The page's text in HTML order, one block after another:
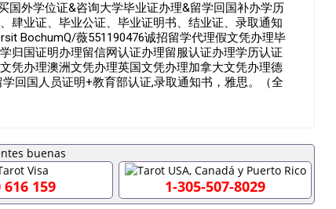
国外学位证&咨询大学毕业证办理&留学回国补办学历
肆业证、毕业公证、毕业证明书、结业证、录取通知
BochumQ/薇551190476诚招留学代理假文凭办理毕
归国证明办理留信网认证办理留服认证办理学历认证
凭办理澳洲文凭办理英国文凭办理加拿大文凭办理德
回国人员证明+教育部认证,录取通知书，雅思。（全
都可以用到）。 注：上述材料，随时都可以安排办
要定居国外需要办理什么材料551190476入
企/事业单位需要些什么材料551190476办理假毕业证
怎么办, 没有正常毕业怎么办理毕业证,没毕业可以办学
551190476您是否因为递交材料不齐而被拒之门外
育部认证在校挂科了不想读了,成绩不理想毕不了业怎
616 159 1-305-507-8029